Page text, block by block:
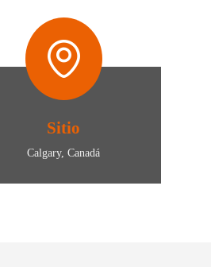
Sitio
Calgary, Canadá